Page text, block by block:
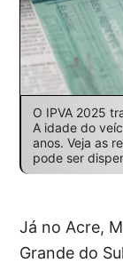
O IPVA 2025
A idade do
anos. Veja as
pode ser
Já no Acre,
Grande do